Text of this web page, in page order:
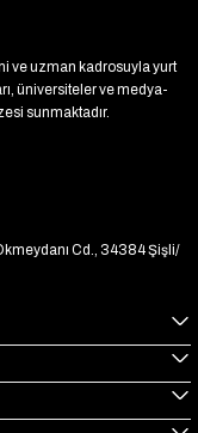
ve uzman kadrosuyla yurt
üniversiteler ve medya-
sunmaktadır.
Cd., 34384 Şişli/